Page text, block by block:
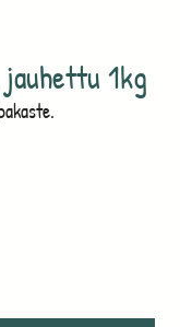
jauhettu 1kg